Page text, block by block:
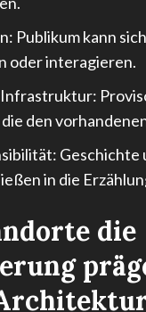
Publikum kann
oder interagieren.
den
Geschichte
in die
die